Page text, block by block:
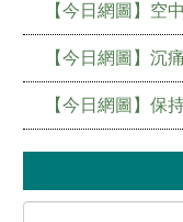
【今日網圖】空
【今日網圖】沉
【今日網圖】保